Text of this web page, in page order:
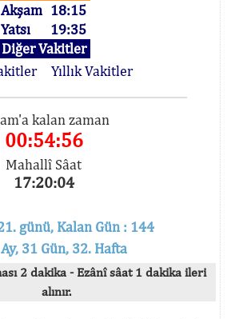
Akşam 18:15
Yatsı
19:35
Diğer Vakitler
Yıllık Vakitler
kalan zaman
00:54:56
Mahallî Sâat
17:20:04
günü, Kalan Gün : 144
31 Gün, 32. Hafta
2 dakika - Ezânî sâat 1 dakika ileri
alınır.